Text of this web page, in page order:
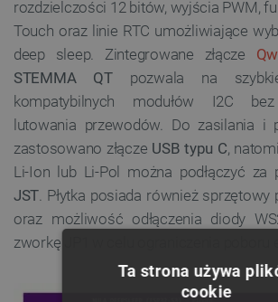
rozdzielczości 12 bitów, wyjścia PWM,
Touch oraz linie RTC umożliwiające
deep sleep. Zintegrowane złącze
STEMMA QTpozwala na szybkie
kompatybilnych modułów I2C
lutowania przewodów. Do zasilania i
zastosowano złącze USB typu C,
Li-Ion lub Li-Pol można podłączyć za
JST. Płytka posiada również sprzętowy
oraz możliwość odłączenia diody
zworkę JP1 w celu ograniczenia poboru
Ta strona używa
cookie